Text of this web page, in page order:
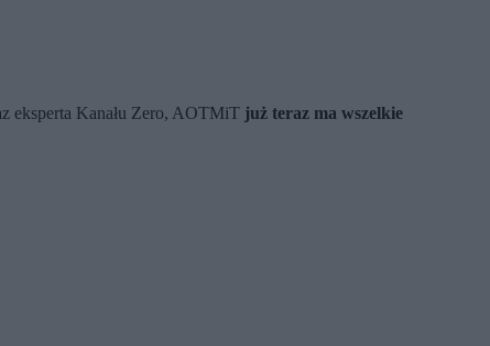
eksperta Kanału Zero, AOTMiT już teraz ma wszelkie